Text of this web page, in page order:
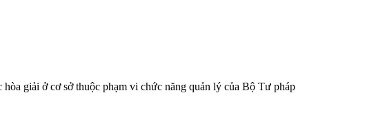
giải ở cơ sở thuộc phạm vi chức năng quản lý của Bộ Tư pháp